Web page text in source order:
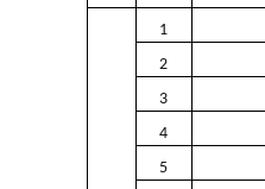
1
2
3
4
5